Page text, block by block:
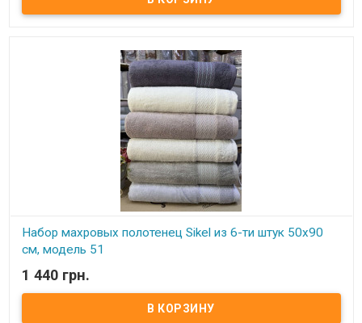
Размер: 50х90 см - 6 штук Плотность: 550 г/м2 Состав: махра,
100% хлопок Производитель: Sikel (Турция)
Набор махровых полотенец Sikel из 6-ти штук 50х90
см, модель 51
В наличии
Элитные махровые полотенца. Набор состоит из 6-ти штук.
Размер: 50х90 см - 6 штук Плотность: 550 г/м2 Состав: махра,
1 440 грн.